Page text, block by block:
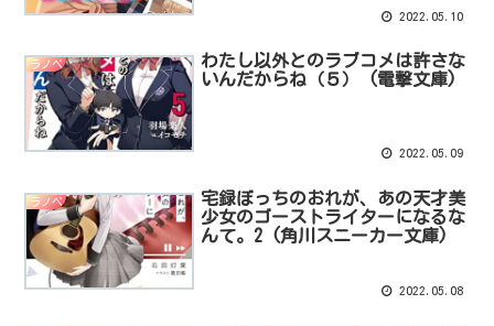
2022.05.10
ラノベ
わたし以外とのラブコメは許さな
いんだからね（５） (電撃文庫)
2022.05.09
ラノベ
宅録ぼっちのおれが、あの天才美
少女のゴーストライターになるな
んて。2 (角川スニーカー文庫)
2022.05.08